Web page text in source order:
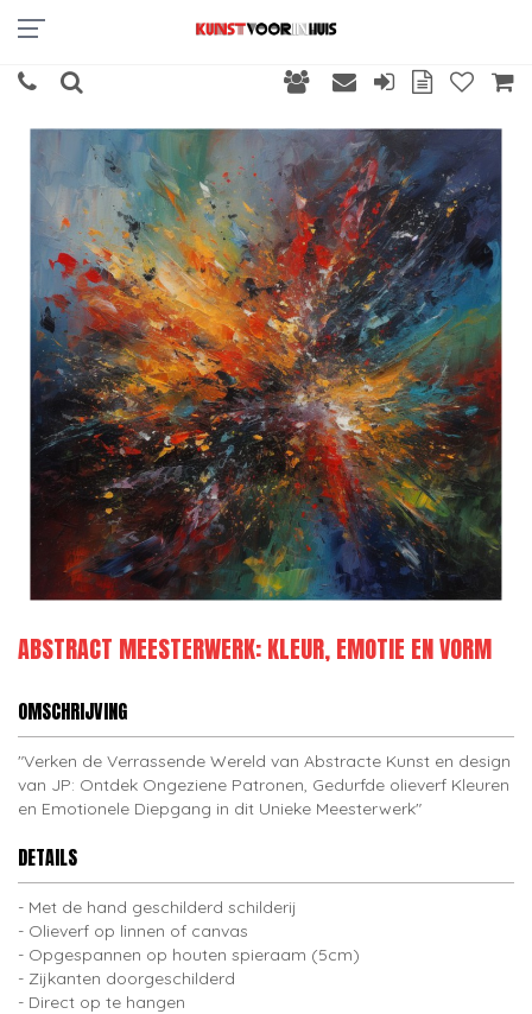
ABSTRACT MEESTERWERK: KLEUR, EMOTIE EN VORM
OMSCHRIJVING
"Verken de Verrassende Wereld van Abstracte Kunst en design
van JP: Ontdek Ongeziene Patronen, Gedurfde olieverf Kleuren
en Emotionele Diepgang in dit Unieke Meesterwerk"
DETAILS
Met de hand geschilderd schilderij
Olieverf op linnen of canvas
Opgespannen op houten spieraam (5cm)
Zijkanten doorgeschilderd
Direct op te hangen